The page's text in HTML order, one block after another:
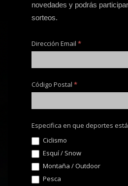
novedades y podrás
sorteos.
Dirección Email *
Código Postal *
Especifica en que deportes
Ciclismo
Esquí / Snow
Montaña / Outdoor
Pesca